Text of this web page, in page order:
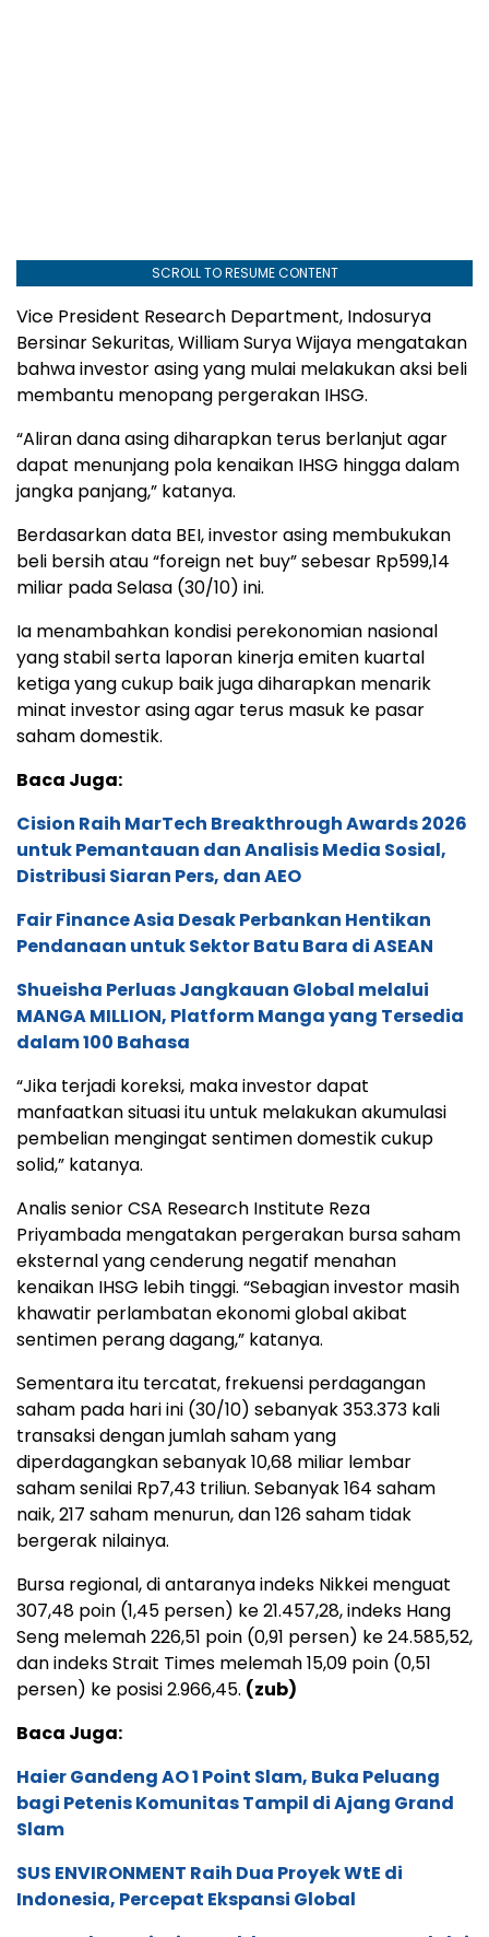
SCROLL TO RESUME CONTENT
Vice President Research Department, Indosurya
Bersinar Sekuritas, William Surya Wijaya mengatakan
bahwa investor asing yang mulai melakukan aksi beli
membantu menopang pergerakan IHSG.
“Aliran dana asing diharapkan terus berlanjut agar
dapat menunjang pola kenaikan IHSG hingga dalam
jangka panjang,” katanya.
Berdasarkan data BEI, investor asing membukukan
beli bersih atau “foreign net buy” sebesar Rp599,14
miliar pada Selasa (30/10) ini.
Ia menambahkan kondisi perekonomian nasional
yang stabil serta laporan kinerja emiten kuartal
ketiga yang cukup baik juga diharapkan menarik
minat investor asing agar terus masuk ke pasar
saham domestik.
Baca Juga:
Cision Raih MarTech Breakthrough Awards 2026
untuk Pemantauan dan Analisis Media Sosial,
Distribusi Siaran Pers, dan AEO
Fair Finance Asia Desak Perbankan Hentikan
Pendanaan untuk Sektor Batu Bara di ASEAN
Shueisha Perluas Jangkauan Global melalui
MANGA MILLION, Platform Manga yang Tersedia
dalam 100 Bahasa
“Jika terjadi koreksi, maka investor dapat
manfaatkan situasi itu untuk melakukan akumulasi
pembelian mengingat sentimen domestik cukup
solid,” katanya.
Analis senior CSA Research Institute Reza
Priyambada mengatakan pergerakan bursa saham
eksternal yang cenderung negatif menahan
kenaikan IHSG lebih tinggi. “Sebagian investor masih
khawatir perlambatan ekonomi global akibat
sentimen perang dagang,” katanya.
Sementara itu tercatat, frekuensi perdagangan
saham pada hari ini (30/10) sebanyak 353.373 kali
transaksi dengan jumlah saham yang
diperdagangkan sebanyak 10,68 miliar lembar
saham senilai Rp7,43 triliun. Sebanyak 164 saham
naik, 217 saham menurun, dan 126 saham tidak
bergerak nilainya.
Bursa regional, di antaranya indeks Nikkei menguat
307,48 poin (1,45 persen) ke 21.457,28, indeks Hang
Seng melemah 226,51 poin (0,91 persen) ke 24.585,52,
dan indeks Strait Times melemah 15,09 poin (0,51
persen) ke posisi 2.966,45. (zub)
Baca Juga:
Haier Gandeng AO 1 Point Slam, Buka Peluang
bagi Petenis Komunitas Tampil di Ajang Grand
Slam
SUS ENVIRONMENT Raih Dua Proyek WtE di
Indonesia, Percepat Ekspansi Global